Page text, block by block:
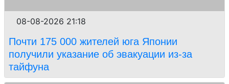
08-08-2026 21:18
Почти 175 000 жителей юга Японии
получили указание об эвакуации из-за
тайфуна